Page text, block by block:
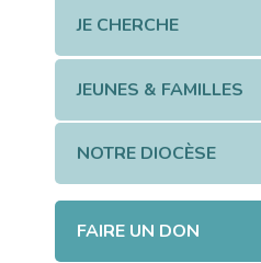
JE CHERCHE
JEUNES & FAMILLES
NOTRE DIOCÈSE
FAIRE UN DON